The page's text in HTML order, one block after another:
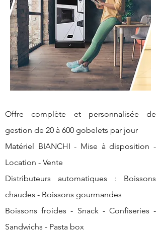
Offre complète et personnalisée de
gestion de 20 à 600 gobelets par jour
Matériel BIANCHI - Mise à disposition -
Location - Vente
Distributeurs automatiques : Boissons
chaudes - Boissons gourmandes
Boissons froides - Snack - Confiseries -
Sandwichs - Pasta box